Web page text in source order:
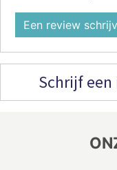
Een review
Schrijf een